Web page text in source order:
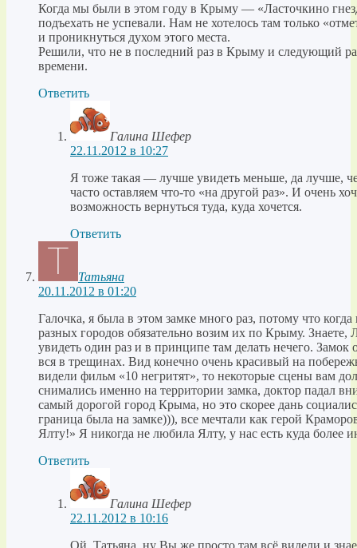
Когда мы были в этом году в Крыму — «Ласточкино
подъехать не успевали. Нам не хотелось там только
и проникнуться духом этого места.
Решили, что не в последний раз в Крыму и следующий
времени.
Ответить
Галина Шефер
22.11.2012 в 10:27
Я тоже такая — лучше увидеть меньше, да лучше,
часто оставляем что-то «на другой раз». И очень
возможность вернуться туда, куда хочется.
Ответить
Татьяна
20.11.2012 в 01:20
Галочка, я была в этом замке много раз, потому что
разных городов обязательно возим их по Крыму. Знаете,
увидеть один раз и в принципе там делать нечего. Замок
вся в трещинах. Вид конечно очень красивый на
видели фильм «10 негритят», то некоторые сцены вам
снимались именно на территории замка, доктор падал
самый дорогой город Крыма, но это скорее дань
граница была на замке))), все мечтали как герой
Ялту!» Я никогда не любила Ялту, у нас есть куда более
Ответить
Галина Шефер
22.11.2012 в 10:16
Ой, Татьяна, ну Вы же просто там всё видели и